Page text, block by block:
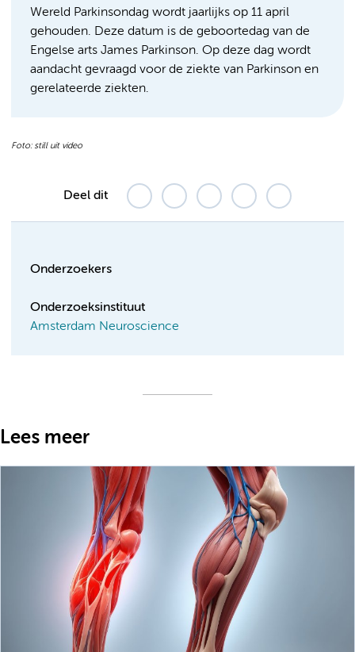
Wereld Parkinsondag wordt jaarlijks op 11 april
gehouden. Deze datum is de geboortedag van de
Engelse arts James Parkinson. Op deze dag wordt
aandacht gevraagd voor de ziekte van Parkinson en
gerelateerde ziekten.
Foto: still uit video
Deel dit
Onderzoekers
Onderzoeksinstituut
Amsterdam Neuroscience
Lees meer